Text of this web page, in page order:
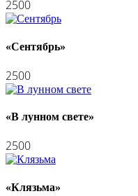
2500
«Сентябрь»
2500
«В лунном свете»
2500
«Клязьма»